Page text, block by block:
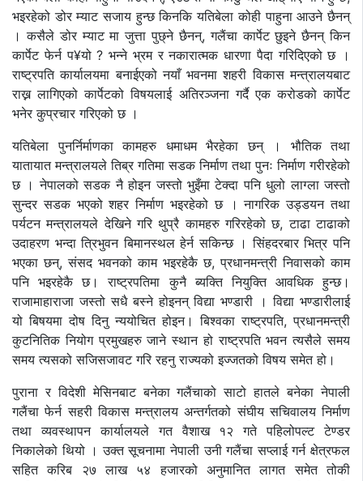
भइरहेको डोर म्याट सजाय हुन्छ किनकि यतिबेला कोही पाहुना आउने छैनन्
। कसैले डोर म्याट मा जुत्ता पुछ्ने छैनन्, गलैंचा कार्पेट छुइने छैनन् किन
कार्पेट फेर्न प¥यो ? भन्ने भ्रम र नकारात्मक धारणा पैदा गरिदिएको छ ।
राष्ट्रपति कार्यालयमा बनाईएको नयाँ भवनमा शहरी विकास मन्त्रालयबाट
राख्न लागिएको कार्पेटको विषयलाई अतिरञ्जना गर्दै एक करोडको कार्पेट
भनेर कुप्रचार गरिएको छ ।
यतिबेला पुनर्निर्माणका कामहरु धमाधम भैरहेका छन् । भौतिक तथा
यातायात मन्त्रालयले तिब्र गतिमा सडक निर्माण तथा पुनः निर्माण गरीरहेको
छ । नेपालको सडक नै होइन जस्तो भुइँमा टेक्दा पनि धुलो लाग्ला जस्तो
सुन्दर सडक भएको शहर निर्माण भइरहेको छ । नागरिक उड्डयन तथा
पर्यटन मन्त्रालयले देखिने गरि थुप्रै कामहरु गरिरहेको छ, टाढा टाढाको
उदाहरण भन्दा त्रिभुवन बिमानस्थल हेर्न सकिन्छ । सिंहदरबार भित्र पनि
भएका छन्, संसद भवनको काम भइरहेकै छ, प्रधानमन्त्री निवासको काम
पनि भइरहेकै छ। राष्ट्रपतिमा कुनै ब्यक्ति नियुक्ति आवधिक हुन्छ।
राजामाहाराजा जस्तो सधै बस्ने होइनन् विद्या भण्डारी । विद्या भण्डारीलाई
यो बिषयमा दोष दिनु न्ययोचित होइन। बिश्वका राष्ट्रपति, प्रधानमन्त्री
कुटनितिक नियोग प्रमुखहरु जाने स्थान हो राष्ट्रपति भवन त्यसैले समय
समय त्यसको सजिसजावट गरि रहनु राज्यको इज्जतको विषय समेत हो।
पुराना र विदेशी मेसिनबाट बनेका गलैंचाको साटो हातले बनेका नेपाली
गलैंचा फेर्न सहरी विकास मन्त्रालय अन्तर्गतको संघीय सचिवालय निर्माण
तथा व्यवस्थापन कार्यालयले गत वैशाख १२ गते पहिलोपल्ट टेण्डर
निकालेको थियो । उक्त सूचनामा नेपाली उनी गलैंचा सप्लाई गर्न क्षेत्रफल
सहित करिब २७ लाख ५४ हजारको अनुमानित लागत समेत तोकी